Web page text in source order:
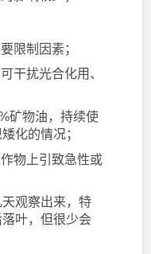
限制因素；
干扰光合化用、
矿物油，持续使
化的情况；
物上引致急性或
观察出来，特
叶，但很少会